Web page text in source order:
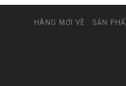
HÀNG MỚI VỀ SẢN